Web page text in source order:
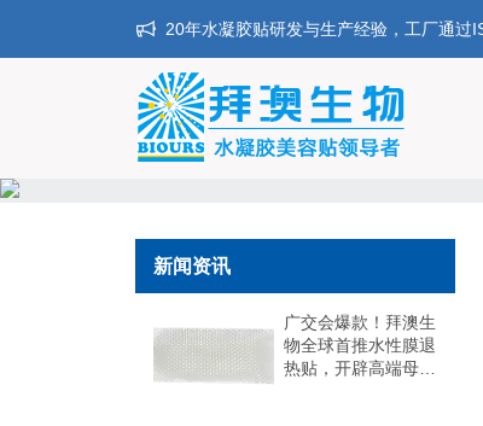
20年水凝胶贴研发与生产经验，工厂通
新闻资讯
广交会爆款！拜澳生
物全球首推水性膜退
热贴，开辟高端母婴